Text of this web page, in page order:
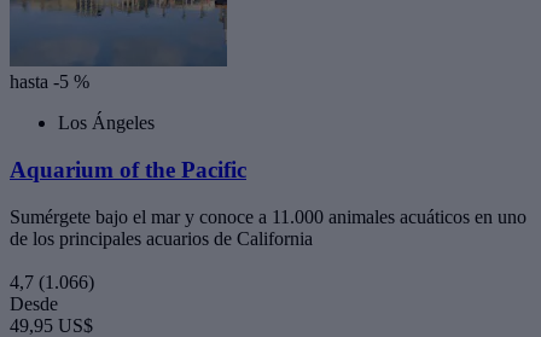
hasta -5 %
Los Ángeles
Aquarium of the Pacific
Sumérgete bajo el mar y conoce a 11.000 animales acuáticos en uno
de los principales acuarios de California
4,7 (1.066)
Desde
49,95 US$